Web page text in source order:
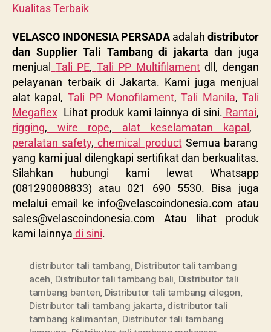
Kualitas Terbaik
VELASCO INDONESIA PERSADA adalah distributor
dan Supplier Tali Tambang di jakarta dan juga
menjual
Tali PE, Tali PP Multifilamentdll, dengan
pelayanan terbaik di Jakarta. Kami juga menjual
alat kapal, Tali PP Monofilament, Tali Manila, Tali
Megaflex Lihat produk kami lainnya di sini. Rantai,
rigging, wire rope, alat keselamatan kapal ,
peralatan safety, chemical productSemua barang
yang kami jual dilengkapi sertifikat dan berkualitas.
Silahkan hubungi kami lewat Whatsapp
(081290808833) atau 021 690 5530. Bisa juga
melalui email ke info@velascoindonesia.com atau
sales@velascoindonesia.com Atau lihat produk
kami lainnya di sini.
distributor tali tambang, Distributor tali tambang
aceh, Distributor tali tambang bali, Distributor tali
tambang banten, Distributor tali tambang cilegon,
Distributor tali tambang jakarta, distributor tali
tambang kalimantan, Distributor tali tambang